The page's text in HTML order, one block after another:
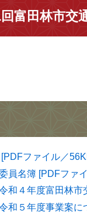
富田林市交
ファイル／
員名簿 [PDFファ
和４年度富田林市
和５年度事業案に